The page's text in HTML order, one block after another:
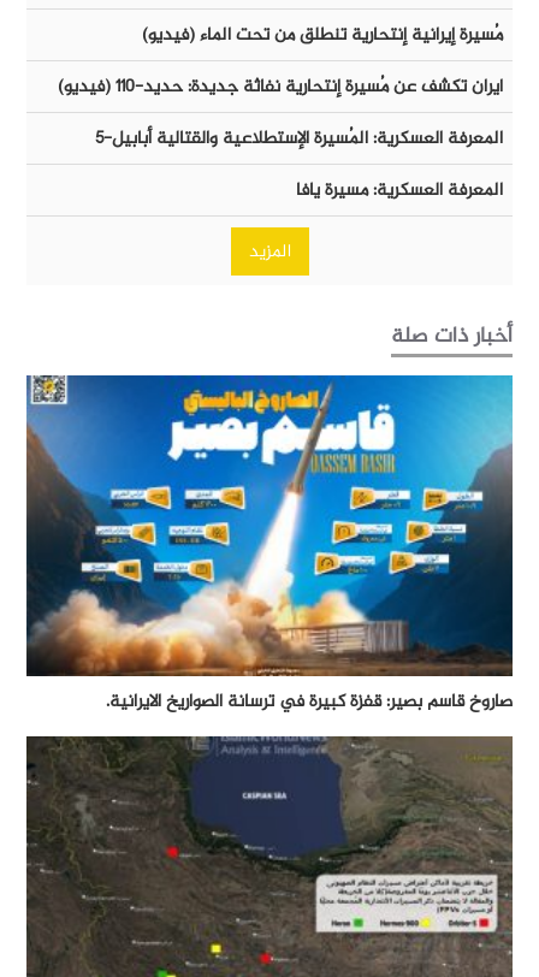
مُسيرة إيرانية إنتحارية تنطلق من تحت الماء (فيديو)
ايران تكشف عن مُسيرة إنتحارية نفاثة جديدة: حديد-١١٠ (فيديو)
المعرفة العسكرية: المُسيرة الإستطلاعية والقتالية أبابيل-٥
المعرفة العسكرية: مسيرة يافا
المزيد
أخبار ذات صلة
صاروخ قاسم بصير: قفزة كبيرة في ترسانة الصواريخ الايرانية.